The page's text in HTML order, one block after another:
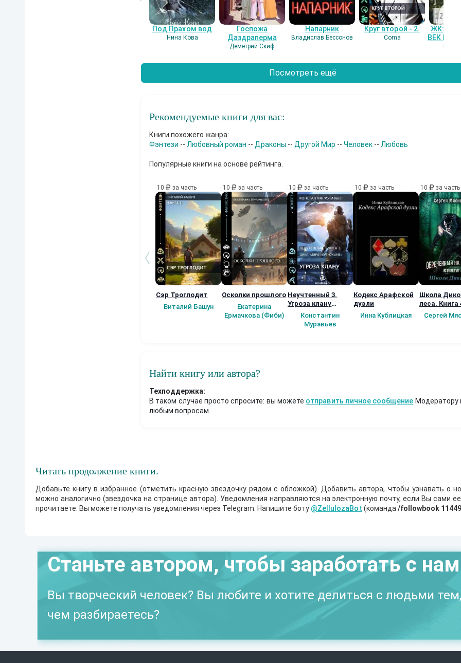
Под Прахом вод
Нина Кова
Госпожа
Даздраперма
Деметрий Скиф
Напарник
Владислав Бессонов
Круг второй - 2.
Coma
ЖК:
ВЕК
Гость-
Посмотреть ещё
Рекомендуемые книги для вас:
Книги похожего жанра:
Фэнтези -- Любовный роман -- Драконы -- Другой Мир -- Человек -- Любовь
Популярные книги на основе рейтинга.
10 за часть
Сэр Троглодит
Виталий Башун
10 за часть
Осколки прошлого
Екатерина
Ермачкова (Фиби)
10 за часть
Неучтенный 3.
Угроза клану
(Альтернативное
продолжение)
Константин
Муравьев
10 за часть
Кодекс Арафской
дуэли
Инна Кублицкая
10 за часть
Школа
леса. Книга
Сергей
Найти книгу или автора?
Техподдержка:
В таком случае просто спросите: вы можете отправить личное сообщение Модератору
любым вопросам.
Читать продолжение книги.
Добавьте книгу в избранное (отметить красную звездочку рядом с обложкой). Добавить автора, чтобы узнавать о
можно аналогично (звездочка на странице автора). Уведомления направляются на электронную почту, если Вы сами
прочитаете. Вы можете получать уведомления через Telegram. Напишите боту @ZellulozaBot (команда /followbook 11449
Станьте автором, чтобы заработать с
Вы творческий человек? Вы любите и хотите делиться с людьми
чем разбираетесь?